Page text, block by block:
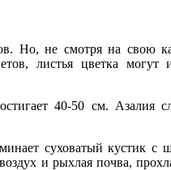
Но, не смотря на свою
листья цветка
40-50 см.
суховатый кустик
и рыхлая почва,